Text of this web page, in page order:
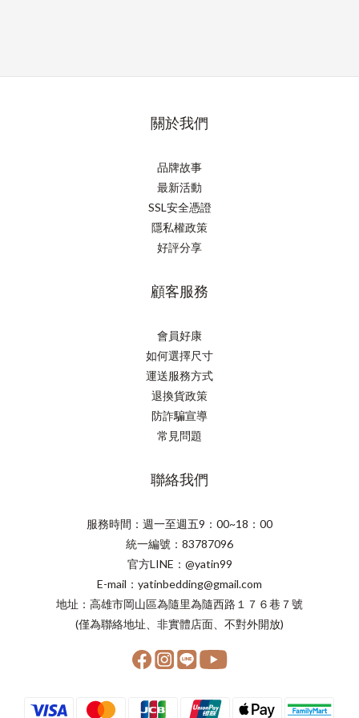
關於我們
品牌故事
最新活動
SSL安全憑證
隱私權政策
好評分享
顧客服務
會員好康
如何選擇尺寸
運送服務方式
退換貨政策
防詐騙宣導
常見問題
聯絡我們
服務時間：週一至週五9：00~18：00
統一編號：83787096
官方LINE：@yatin99
E-mail：yatinbedding@gmail.com
地址：高雄市岡山區為隨里為隨西路１７６巷７號
(僅為聯絡地址、非實體店面、不對外開放)